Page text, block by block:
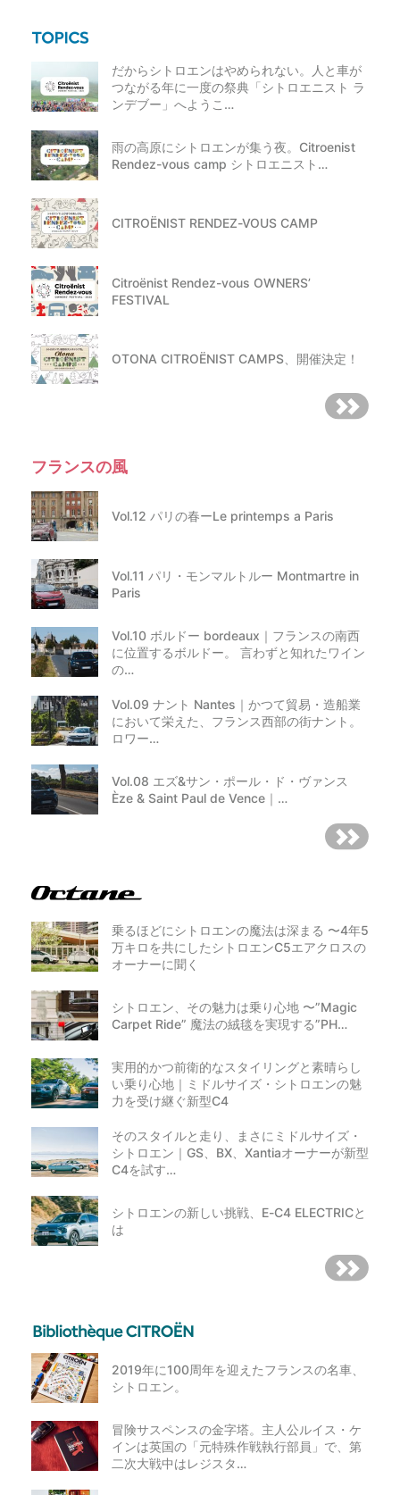
だからシトロエンはやめられない。人と車が
つながる年に一度の祭典「シトロエニスト ラ
ンデブー」へようこ…
雨の高原にシトロエンが集う夜。Citroenist
Rendez-vous camp シトロエニスト…
CITROËNIST RENDEZ-VOUS CAMP
Citroënist Rendez-vous OWNERS’
FESTIVAL
OTONA CITROËNIST CAMPS、開催決定！
フランスの風
Vol.12 パリの春ーLe printemps a Paris
Vol.11 パリ・モンマルトルー Montmartre in
Paris
Vol.10 ボルドー bordeaux｜フランスの南西
に位置するボルドー。 言わずと知れたワイン
の…
Vol.09 ナント Nantes｜かつて貿易・造船業
において栄えた、フランス西部の街ナント。
ロワー…
Vol.08 エズ&サン・ポール・ド・ヴァンス
Èze & Saint Paul de Vence｜…
乗るほどにシトロエンの魔法は深まる 〜4年5
万キロを共にしたシトロエンC5エアクロスの
オーナーに聞く
シトロエン、その魅力は乗り心地 〜”Magic
Carpet Ride” 魔法の絨毯を実現する”PH…
実用的かつ前衛的なスタイリングと素晴らし
い乗り心地｜ミドルサイズ・シトロエンの魅
力を受け継ぐ新型C4
そのスタイルと走り、まさにミドルサイズ・
シトロエン｜GS、BX、Xantiaオーナーが新型
C4を試す…
シトロエンの新しい挑戦、E-C4 ELECTRICと
は
2019年に100周年を迎えたフランスの名車、
シトロエン。
冒険サスペンスの金字塔。主人公ルイス・ケ
インは英国の「元特殊作戦執行部員」で、第
二次大戦中はレジスタ…